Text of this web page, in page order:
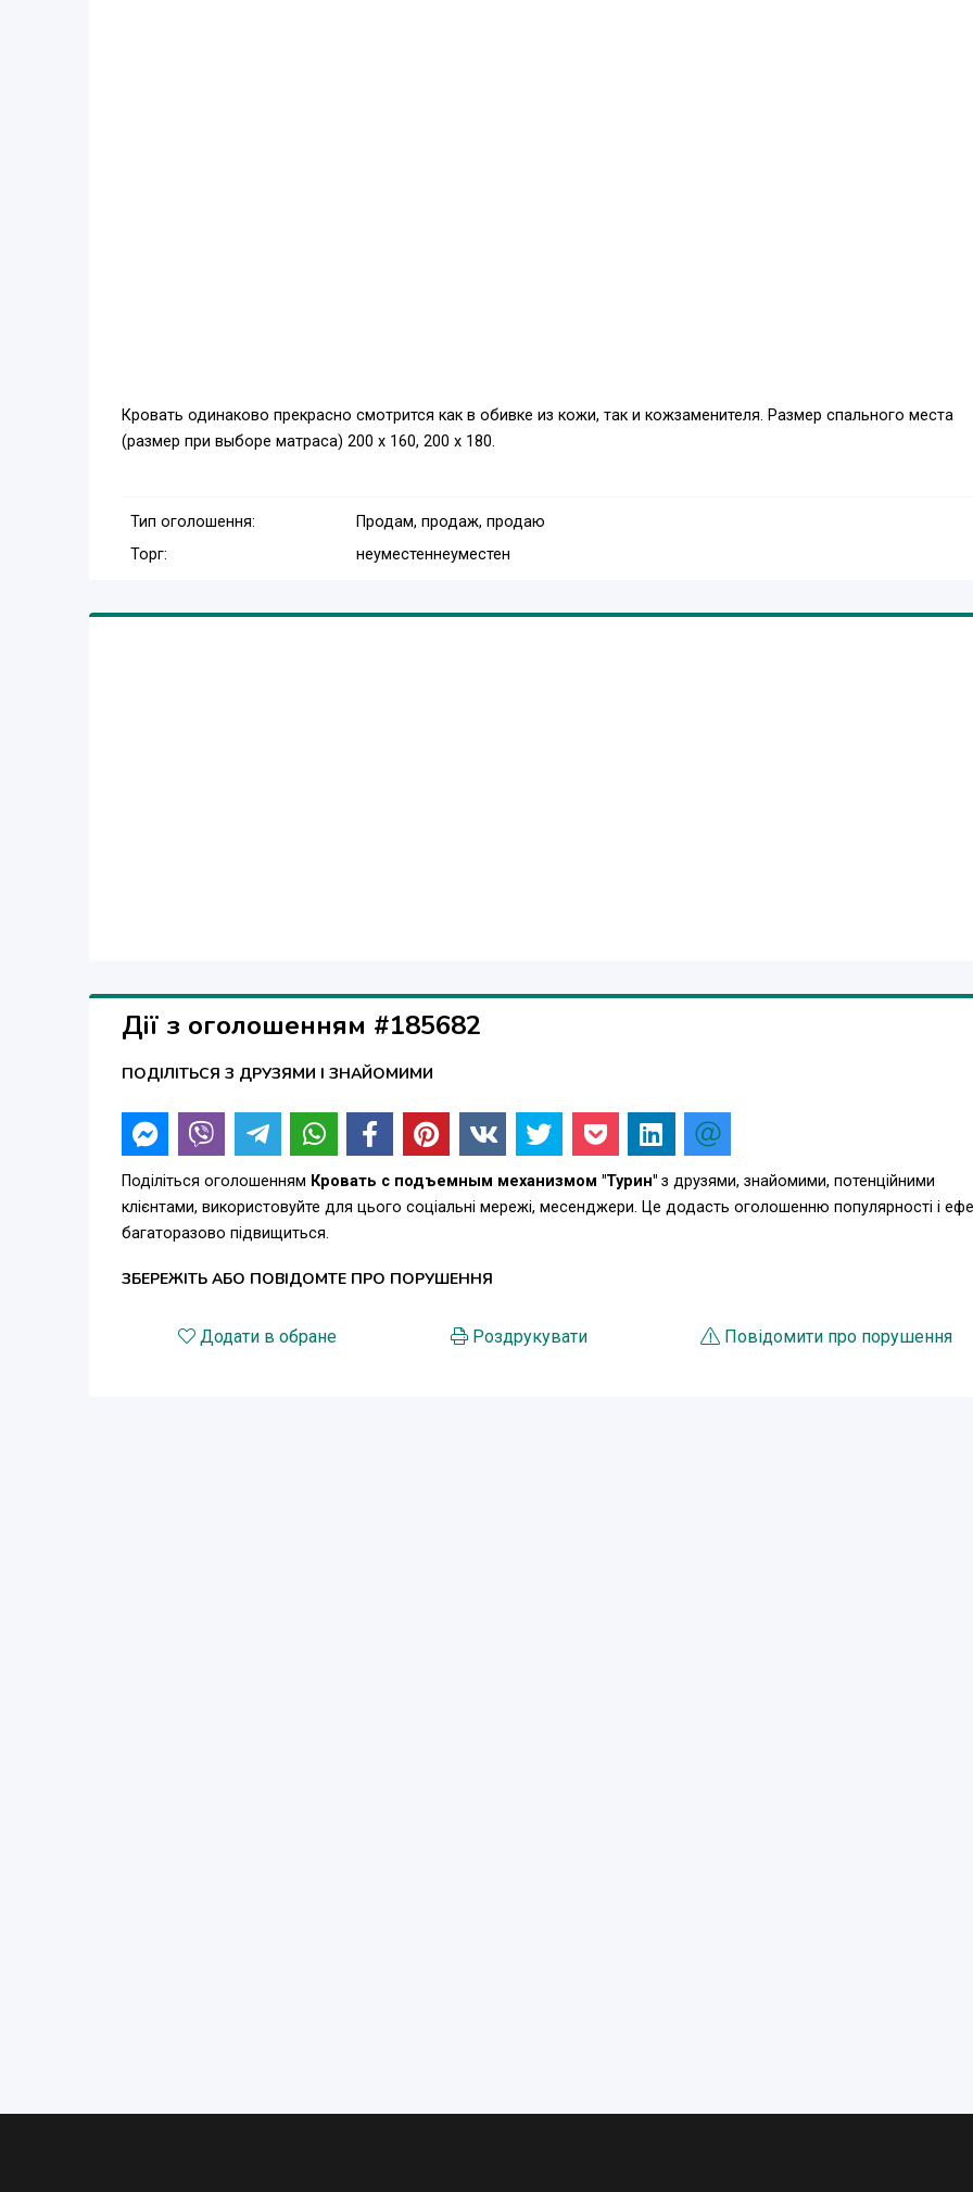
Кровать одинаково прекрасно смотрится как в обивке из кожи, так и кожзаменителя. Размер спального места
(размер при выборе матраса) 200 х 160, 200 х 180.
Тип оголошення:
Продам, продаж, продаю
Торг:
неуместеннеуместен
Дії з оголошенням #185682
ПОДІЛІТЬСЯ З ДРУЗЯМИ І ЗНАЙОМИМИ
Поділіться оголошенням Кровать с подъемным механизмом "Турин" з друзями, знайомими, потенційними
клієнтами, використовуйте для цього соціальні мережі, месенджери. Це додасть оголошенню популярності і
багаторазово підвищиться.
ЗБЕРЕЖІТЬ АБО ПОВІДОМТЕ ПРО ПОРУШЕННЯ
Додати в обране Роздрукувати Повідомити про порушення